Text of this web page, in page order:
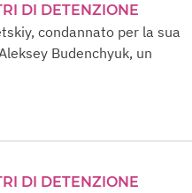
DI DETENZIONE
condannato per la sua
Budenchyuk, un
DI DETENZIONE